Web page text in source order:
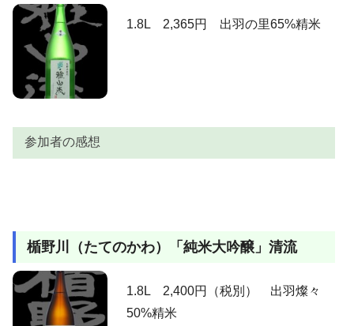
ＬＥＯ
さすがアルプス酵母＋山田錦。最高です。
AKIRA
上立ち香は華やかでリンゴの様に香ります。含むと、
より明確なリンゴが吹きぬけます。まるで美しいロン
れた時に感じたかのよう。え～そうです、妄想癖なん
と締める感じ。旨いっす。スーパー本醸造ここにあ
り！。
1.8L 2,365円 出羽の里65%精米
参加者の感想
tarokichi
でした。どこかの蔵の１万円の大吟醸より旨いっす。
上立ち香は非常にほのかな芳香族。含むと柑橘系の含
み香が鋭く、一瞬の爽やかさを運んでくれます。非常
に綺麗な造りも健在でさらさらと切れて行きます。旨
い！、２年前に飲んだときより、僅かに価格が高くな
楯野川（たてのかわ）「純米大吟醸」清流
1.8L 2,400円（税別） 出羽燦々
50%精米